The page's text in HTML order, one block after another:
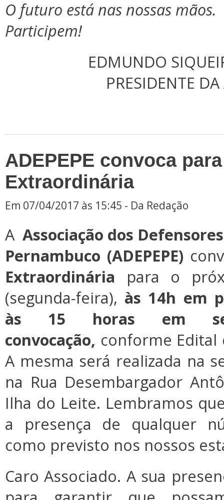
O futuro está nas nossas mãos.
Participem!
EDMUNDO
PRESIDENTE
ADEPEPE convoca
Extraordinária
Em 07/04/2017 às 15:45 - Da Redação
A Associação dos
Pernambuco (ADEPEPE)
Extraordinária para o
(segunda-feira), às 14h em
às 15 horas em
convocação, conforme Edital
A mesma será realizada na
na Rua Desembargador
Ilha do Leite. Lembramos
a presença de qualquer
como previsto nos nossos
Caro Associado. A sua